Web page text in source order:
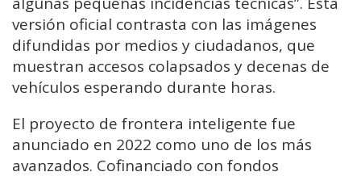
versión oficial contrasta con las imágenes
difundidas por medios y ciudadanos, que
muestran accesos colapsados y decenas de
vehículos esperando durante horas.
El proyecto de frontera inteligente fue
anunciado en 2022 como uno de los más
avanzados. Cofinanciado con fondos